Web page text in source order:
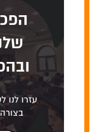
עזרו לנו